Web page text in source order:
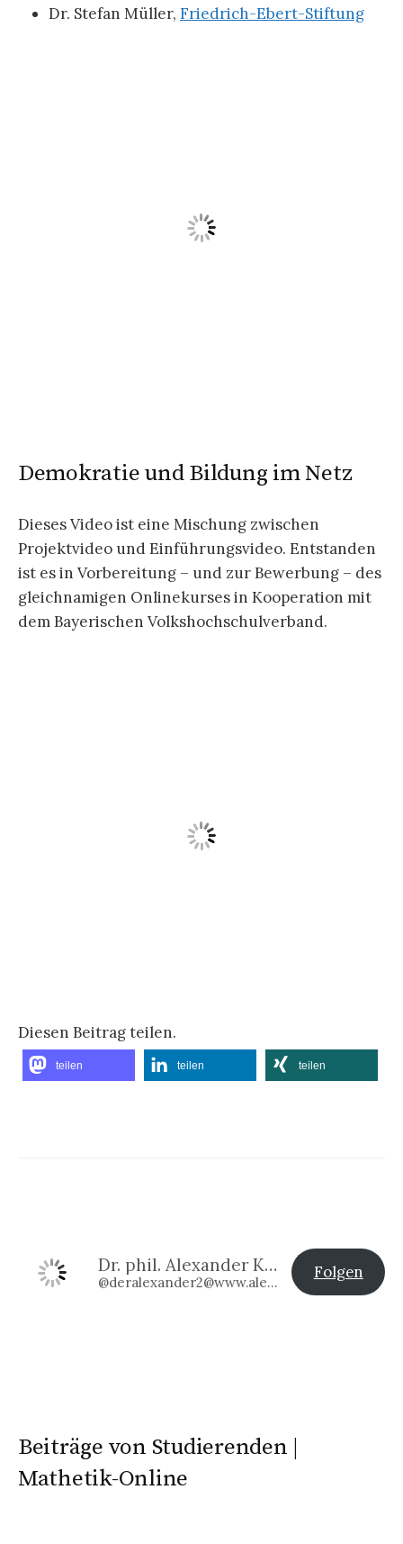
Dr. Stefan Müller, Friedrich-Ebert-Stiftung
Demokratie und Bildung im Netz
Dieses Video ist eine Mischung zwischen
Projektvideo und Einführungsvideo. Entstanden
ist es in Vorbereitung – und zur Bewerbung – des
gleichnamigen Onlinekurses in Kooperation mit
dem Bayerischen Volkshochschulverband.
Diesen Beitrag teilen.
teilen teilen teilen
Dr. phil. Alexander Klier
@deralexander2@www.alexander-klier.net
Folgen
Beiträge von Studierenden |
Mathetik-Online